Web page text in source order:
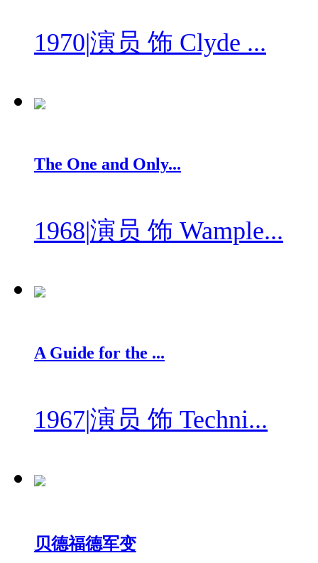
1970|演员 饰 Clyde ...
The One and Only...
1968|演员 饰 Wample...
A Guide for the ...
1967|演员 饰 Techni...
贝德福德军变